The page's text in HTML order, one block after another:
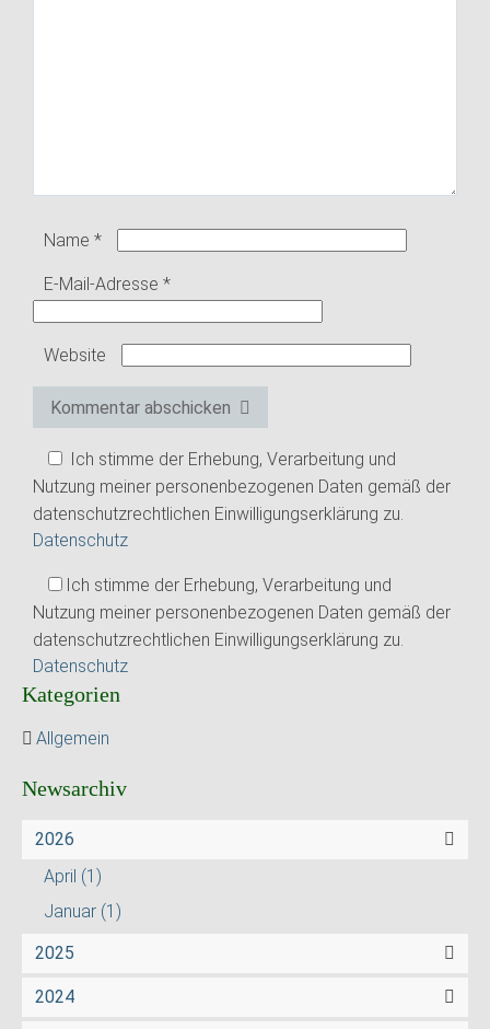
Name *
E-Mail-Adresse *
Website
Kommentar abschicken
Ich stimme der Erhebung, Verarbeitung und
Nutzung meiner personenbezogenen Daten gemäß der
datenschutzrechtlichen Einwilligungserklärung zu.
Datenschutz
Ich stimme der Erhebung, Verarbeitung und
Nutzung meiner personenbezogenen Daten gemäß der
datenschutzrechtlichen Einwilligungserklärung zu.
Datenschutz
Kategorien
Allgemein
Newsarchiv
2026
April (1)
Januar (1)
2025
2024